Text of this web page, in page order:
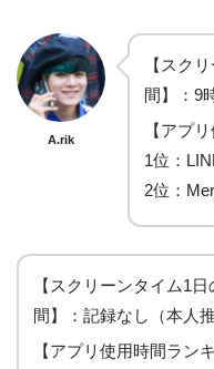
A.rik
【スク
間】：9
【アプ
1位：
2位：
【スクリーンタイム1
間】：記録なし（本人
【アプリ使用時間ラン